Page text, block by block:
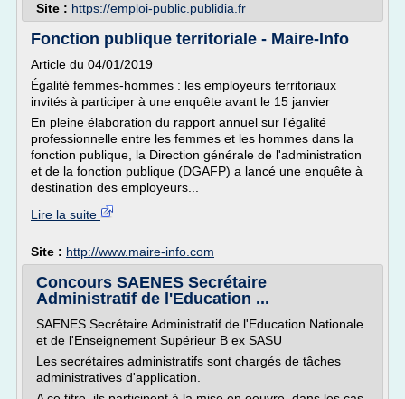
Site : https://emploi-public.publidia.fr
Fonction publique territoriale - Maire-Info
Article du 04/01/2019
Égalité femmes-hommes : les employeurs territoriaux
invités à participer à une enquête avant le 15 janvier
En pleine élaboration du rapport annuel sur l'égalité
professionnelle entre les femmes et les hommes dans la
fonction publique, la Direction générale de l'administration
et de la fonction publique (DGAFP) a lancé une enquête à
destination des employeurs...
Lire la suite
Site : http://www.maire-info.com
Concours SAENES Secrétaire
Administratif de l'Education ...
SAENES Secrétaire Administratif de l'Education Nationale
et de l'Enseignement Supérieur B ex SASU
Les secrétaires administratifs sont chargés de tâches
administratives d'application.